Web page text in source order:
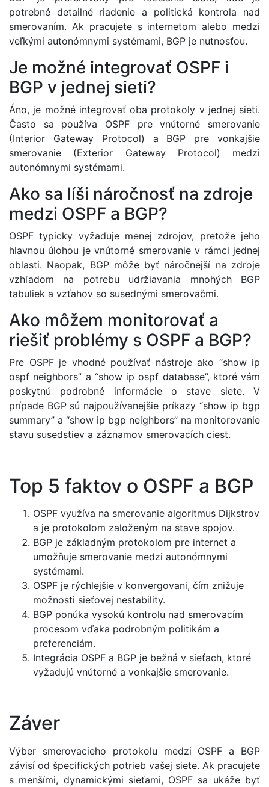
potrebné detailné riadenie a politická kontrola nad
smerovaním. Ak pracujete s internetom alebo medzi
veľkými autonómnymi systémami, BGP je nutnosťou.
Je možné integrovať OSPF i
BGP v jednej sieti?
Áno, je možné integrovať oba protokoly v jednej sieti.
Často sa používa OSPF pre vnútorné smerovanie
(Interior Gateway Protocol) a BGP pre vonkajšie
smerovanie (Exterior Gateway Protocol) medzi
autonómnymi systémami.
Ako sa líši náročnosť na zdroje
medzi OSPF a BGP?
OSPF typicky vyžaduje menej zdrojov, pretože jeho
hlavnou úlohou je vnútorné smerovanie v rámci jednej
oblasti. Naopak, BGP môže byť náročnejší na zdroje
vzhľadom na potrebu udržiavania mnohých BGP
tabuliek a vzťahov so susednými smerovačmi.
Ako môžem monitorovať a
riešiť problémy s OSPF a BGP?
Pre OSPF je vhodné používať nástroje ako “show ip
ospf neighbors” a “show ip ospf database”, ktoré vám
poskytnú podrobné informácie o stave siete. V
prípade BGP sú najpoužívanejšie príkazy “show ip bgp
summary” a “show ip bgp neighbors” na monitorovanie
stavu susedstiev a záznamov smerovacích ciest.
Top 5 faktov o OSPF a BGP
OSPF využíva na smerovanie algoritmus Dijkstrov
a je protokolom založeným na stave spojov.
BGP je základným protokolom pre internet a
umožňuje smerovanie medzi autonómnymi
systémami.
OSPF je rýchlejšie v konvergovani, čím znižuje
možnosti sieťovej nestability.
BGP ponúka vysokú kontrolu nad smerovacím
procesom vďaka podrobným politikám a
preferenciám.
Integrácia OSPF a BGP je bežná v sieťach, ktoré
vyžadujú vnútorné a vonkajšie smerovanie.
Záver
Výber smerovacieho protokolu medzi OSPF a BGP
závisí od špecifických potrieb vašej siete. Ak pracujete
s menšími, dynamickými sieťami, OSPF sa ukáže byť